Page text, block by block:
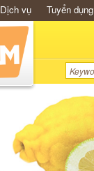
Dịch vụ Tuyển dụng